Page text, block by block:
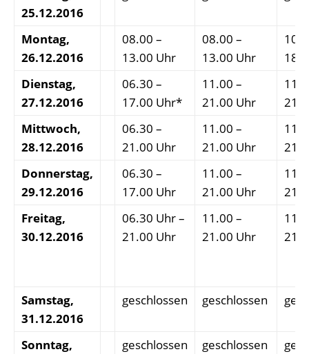
25.12.2016
Montag,
26.12.2016
08.00 –
13.00 Uhr
08.00 –
13.00 Uhr
Dienstag,
27.12.2016
06.30 –
17.00 Uhr*
11.00 –
21.00 Uhr
Mittwoch,
28.12.2016
06.30 –
21.00 Uhr
11.00 –
21.00 Uhr
Donnerstag,
29.12.2016
06.30 –
17.00 Uhr
11.00 –
21.00 Uhr
Freitag,
30.12.2016
06.30 Uhr –
21.00 Uhr
11.00 –
21.00 Uhr
Samstag,
31.12.2016
geschlossen geschlossen
Sonntag,
geschlossen geschlossen